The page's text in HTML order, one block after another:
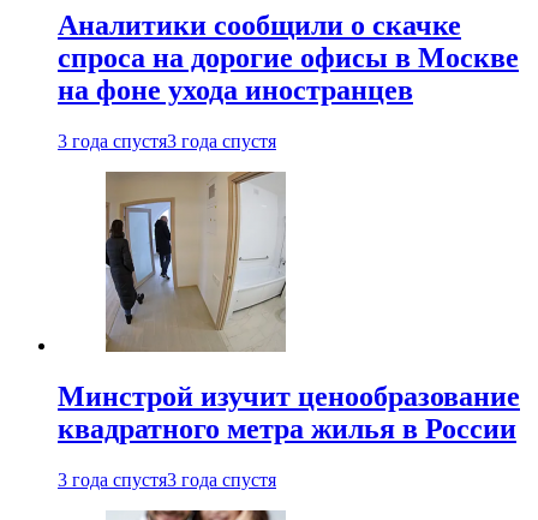
Аналитики сообщили о скачке
спроса на дорогие офисы в Москве
на фоне ухода иностранцев
3 года спустя3 года спустя
Минстрой изучит ценообразование
квадратного метра жилья в России
3 года спустя3 года спустя